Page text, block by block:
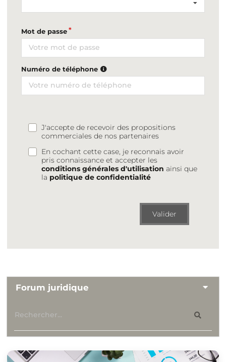
Mot de passe
Numéro de téléphone
J'accepte de recevoir des propositions
commerciales de nos partenaires
En cochant cette case, je reconnais avoir
pris connaissance et accepter les
conditions générales d'utilisation ainsi que
la politique de confidentialité
Valider
Forum juridique